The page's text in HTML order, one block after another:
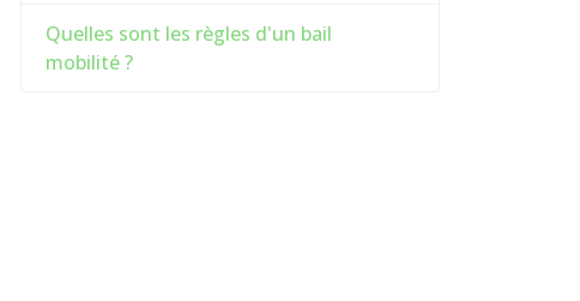
Quelles sont les règles d'un bail
mobilité ?